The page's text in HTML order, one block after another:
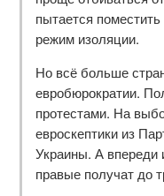
пытается
режим изоляции.
Но всё больше
евробюрократии.
протестами. На
евроскептики из
Украины. А впереди
правые получат до